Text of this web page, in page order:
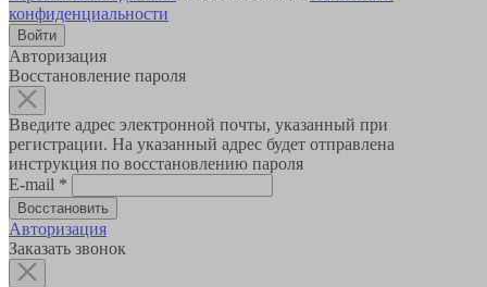
конфиденциальности
Авторизация
Восстановление пароля
Введите адрес электронной почты, указанный при
регистрации. На указанный адрес будет отправлена
инструкция по восстановлению пароля
E-mail *
Авторизация
Заказать звонок